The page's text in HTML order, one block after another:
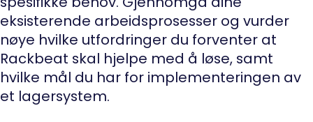
eksisterende arbeidsprosesser og vurder
nøye hvilke utfordringer du forventer at
Rackbeat skal hjelpe med å løse, samt
hvilke mål du har for implementeringen av
et lagersystem.